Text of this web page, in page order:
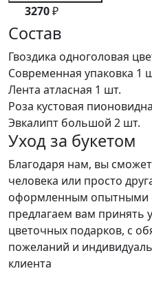
3270₽
Состав
Гвоздика одноголовая
Современная упаковка 1
Лента атласная 1 шт.
Роза кустовая
Эвкалипт большой 2 шт.
Уход за букетом
Благодаря нам, вы
человека или просто
оформленным опытными
предлагаем вам принять
цветочных подарков, с
пожеланий и
клиента